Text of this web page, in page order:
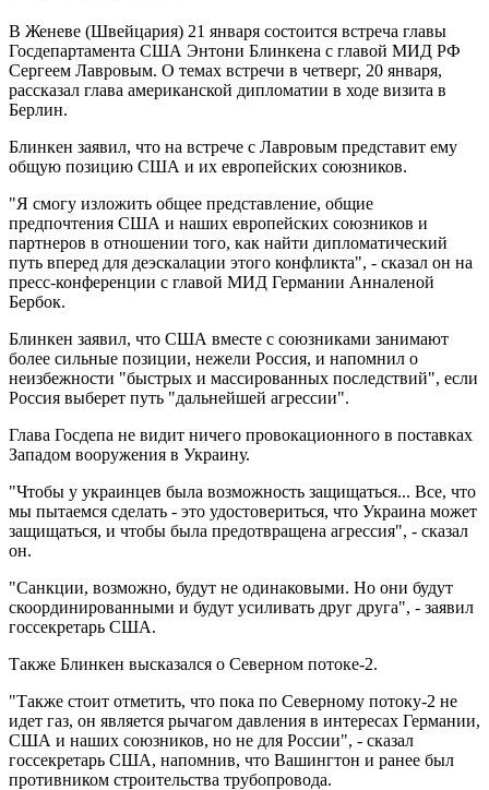
В Женеве (Швейцария) 21 января состоится встреча главы
Госдепартамента США Энтони Блинкена с главой МИД РФ
Сергеем Лавровым. О темах встречи в четверг, 20 января,
рассказал глава американской дипломатии в ходе визита в
Берлин.
Блинкен заявил, что на встрече с Лавровым представит ему
общую позицию США и их европейских союзников.
"Я смогу изложить общее представление, общие
предпочтения США и наших европейских союзников и
партнеров в отношении того, как найти дипломатический
путь вперед для деэскалации этого конфликта", - сказал он на
пресс-конференции с главой МИД Германии Анналеной
Бербок.
Блинкен заявил, что США вместе с союзниками занимают
более сильные позиции, нежели Россия, и напомнил о
неизбежности "быстрых и массированных последствий", если
Россия выберет путь "дальнейшей агрессии".
Глава Госдепа не видит ничего провокационного в поставках
Западом вооружения в Украину.
"Чтобы у украинцев была возможность защищаться... Все, что
мы пытаемся сделать - это удостовериться, что Украина может
защищаться, и чтобы была предотвращена агрессия", - сказал
он.
"Санкции, возможно, будут не одинаковыми. Но они будут
скоординированными и будут усиливать друг друга", - заявил
госсекретарь США.
Также Блинкен высказался о Северном потоке-2.
"Также стоит отметить, что пока по Северному потоку-2 не
идет газ, он является рычагом давления в интересах Германии,
США и наших союзников, но не для России", - сказал
госсекретарь США, напомнив, что Вашингтон и ранее был
противником строительства трубопровода.